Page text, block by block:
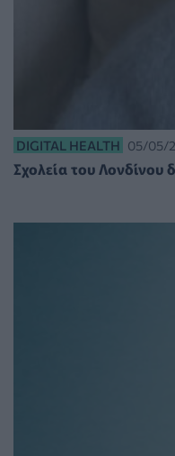
DIGITAL HEALTH 05/05/
Σχολεία του Λονδίνου